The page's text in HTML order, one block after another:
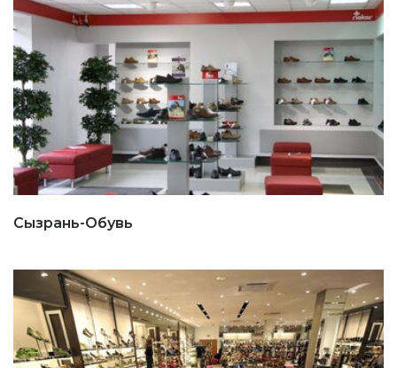
Сызрань-Обувь